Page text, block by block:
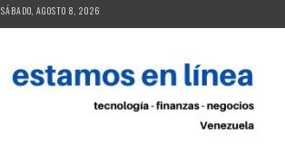
SÁBADO, AGOSTO 8, 2026